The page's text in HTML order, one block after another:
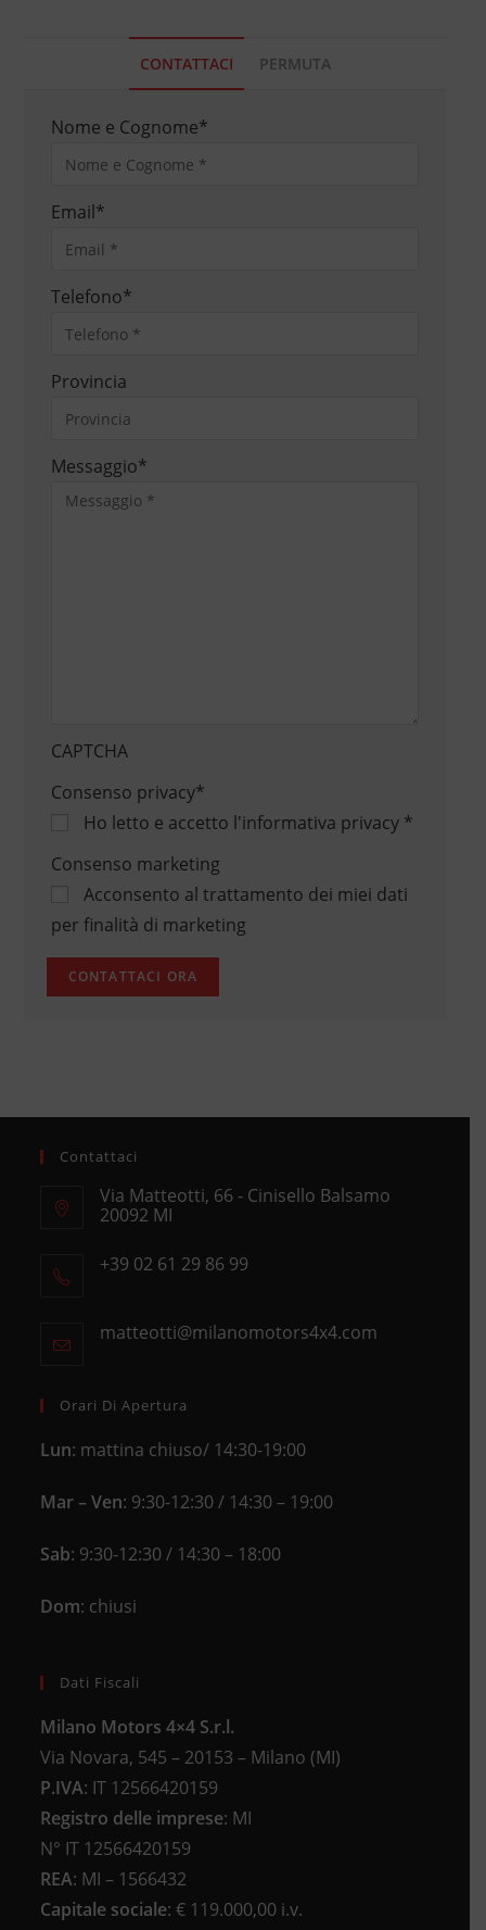
CONTATTACI PERMUTA
Nome e Cognome*
Email*
Telefono*
Provincia
Messaggio*
CAPTCHA
Consenso privacy*
Ho letto e accetto l'informativa privacy*
Consenso marketing
Acconsento al trattamento dei miei dati
per finalità di marketing
Contattaci
Via Matteotti, 66 - Cinisello Balsamo
20092 MI
in
+39 02 61 29 86 99
your
matteotti@milanomotors4x4.comOpens
Orari Di Apertura
Lun: mattina chiuso/ 14:30-19:00
Mar – Ven: 9:30-12:30 / 14:30 – 19:00
Sab: 9:30-12:30 / 14:30 – 18:00
Dom: chiusi
Dati Fiscali
Milano Motors 4×4 S.r.l.
Via Novara, 545 – 20153 – Milano (MI)
P.IVA: IT 12566420159
Registro delle imprese: MI
N° IT 12566420159
REA: MI – 1566432
Capitale sociale: € 119.000,00 i.v.